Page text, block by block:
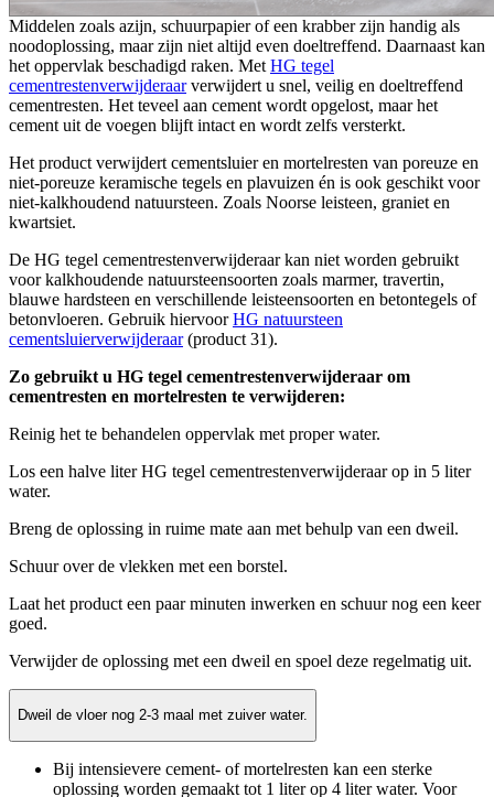
Middelen zoals azijn, schuurpapier of een krabber zijn handig als
noodoplossing, maar zijn niet altijd even doeltreffend. Daarnaast kan
het oppervlak beschadigd raken. Met HG tegel
cementrestenverwijderaarverwijdert u snel, veilig en doeltreffend
cementresten. Het teveel aan cement wordt opgelost, maar het
cement uit de voegen blijft intact en wordt zelfs versterkt.
Het product verwijdert cementsluier en mortelresten van poreuze en
niet-poreuze keramische tegels en plavuizen én is ook geschikt voor
niet-kalkhoudend natuursteen. Zoals Noorse leisteen, graniet en
kwartsiet.
De HG tegel cementrestenverwijderaar kan niet worden gebruikt
voor kalkhoudende natuursteensoorten zoals marmer, travertin,
blauwe hardsteen en verschillende leisteensoorten en betontegels of
betonvloeren. Gebruik hiervoorHG natuursteen
cementsluierverwijderaar(product 31).
Zo gebruikt u HG tegel cementrestenverwijderaar om
cementresten en mortelresten te verwijderen:
Reinig het te behandelen oppervlak met proper water.
Los een halve liter HG tegel cementrestenverwijderaar op in 5 liter
water.
Breng de oplossing in ruime mate aan met behulp van een dweil.
Schuur over de vlekken met een borstel.
Laat het product een paar minuten inwerken en schuur nog een keer
goed.
Verwijder de oplossing met een dweil en spoel deze regelmatig uit.
Dweil de vloer nog 2-3 maal met zuiver water.
Bij intensievere cement- of mortelresten kan een sterke
oplossing worden gemaakt tot 1 liter op 4 liter water. Voor